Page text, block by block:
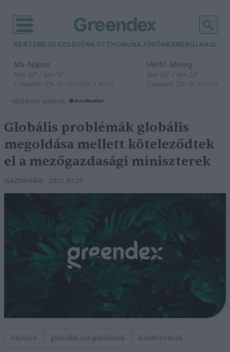
KERTEM EGÉSZSÉGÜNK OTTHONUNKJÖVŐNK ENERGIA
Ma– Napos
Max 32° / Min 18°
Csapadék: 0% (0 mm)Szél: 7 km/h
Hétfő– Meleg
Max 36° / Min 22°
Csapadék: 2% (0 mm)Szél:
időjárási adatok:
Globális problémák globális
megoldása mellett köteleződtek
el a mezőgazdasági miniszterek
GAZDASÁG 2021.01.25
éhezés globális megoldások
konferencia